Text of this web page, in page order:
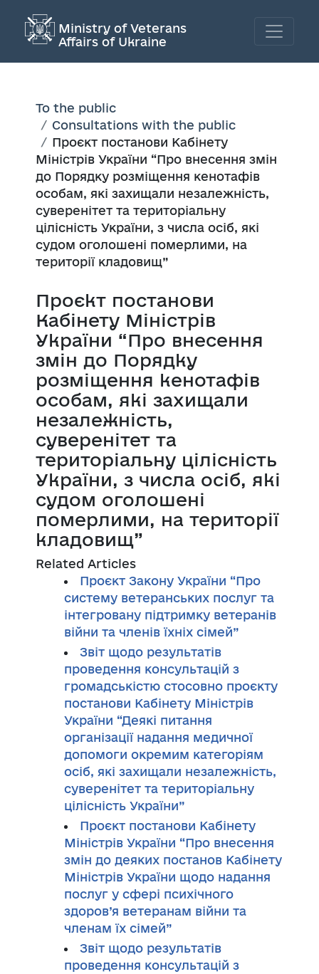
Ministry of Veterans
Affairs of Ukraine
To the public
Consultations with the public
Проєкт постанови Кабінету
Міністрів України “Про внесення змін
до Порядку розміщення кенотафів
особам, які захищали незалежність,
суверенітет та територіальну
цілісність України, з числа осіб, які
судом оголошені померлими, на
території кладовищ”
Проєкт постанови
Кабінету Міністрів
України “Про внесення
змін до Порядку
розміщення кенотафів
особам, які захищали
незалежність,
суверенітет та
територіальну цілісність
України, з числа осіб, які
судом оголошені
померлими, на території
кладовищ”
Related Articles
Проєкт Закону України “Про
систему ветеранських послуг та
інтегровану підтримку ветеранів
війни та членів їхніх сімей”
Звіт щодо результатів
проведення консультацій з
громадськістю стосовно проєкту
постанови Кабінету Міністрів
України “Деякі питання
організації надання медичної
допомоги окремим категоріям
осіб, які захищали незалежність,
суверенітет та територіальну
цілісність України”
Проєкт постанови Кабінету
Міністрів України “Про внесення
змін до деяких постанов Кабінету
Міністрів України щодо надання
послуг у сфері психічного
здоров’я ветеранам війни та
членам їх сімей”
Звіт щодо результатів
проведення консультацій з